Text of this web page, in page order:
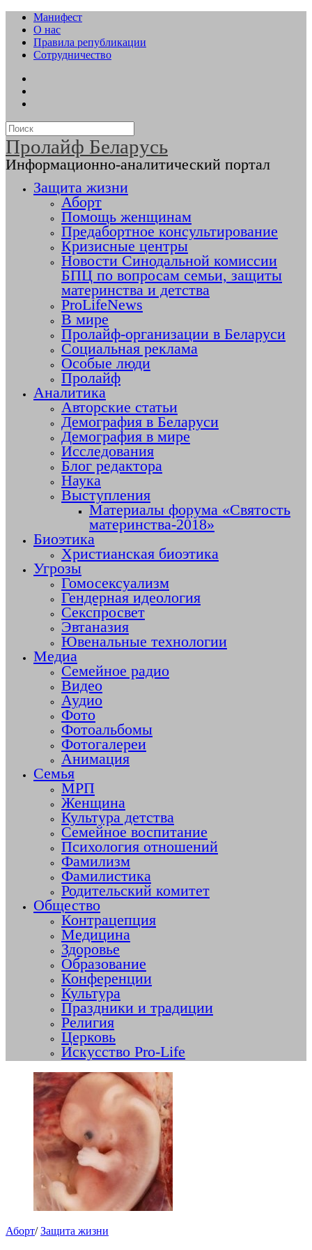
Манифест
О нас
Правила републикации
Сотрудничество
Пролайф Беларусь
Информационно-аналитический портал
Защита жизни
Аборт
Помощь женщинам
Предабортное консультирование
Кризисные центры
Новости Синодальной комиссии
БПЦ по вопросам семьи, защиты
материнства и детства
ProLifeNews
В мире
Пролайф-организации в Беларуси
Социальная реклама
Особые люди
Пролайф
Аналитика
Авторские статьи
Демография в Беларуси
Демография в мире
Исследования
Блог редактора
Наука
Выступления
Материалы форума «Святость
материнства-2018»
Биоэтика
Христианская биоэтика
Угрозы
Гомосексуализм
Гендерная идеология
Секспросвет
Эвтаназия
Ювенальные технологии
Медиа
Семейное радио
Видео
Аудио
Фото
Фотоальбомы
Фотогалереи
Анимация
Семья
МРП
Женщина
Культура детства
Семейное воспитание
Психология отношений
Фамилизм
Фамилистика
Родительский комитет
Общество
Контрацепция
Медицина
Здоровье
Образование
Конференции
Культура
Праздники и традиции
Религия
Церковь
Искусство Pro-Life
Аборт/Защита жизни